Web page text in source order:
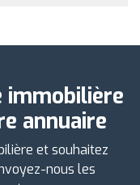
immobilière
annuaire
et souhaitez
nous les